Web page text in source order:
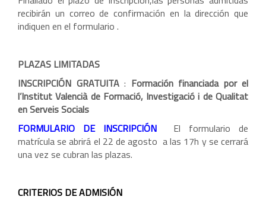
recibirán un correo de confirmación en la dirección que
indiquen en el formulario .
PLAZAS LIMITADAS
INSCRIPCIÓN GRATUITA: Formación financiada por el
l’Institut Valencià de Formació, Investigació i de Qualitat
en Serveis Socials
FORMULARIO DE INSCRIPCIÓN
El formulario de
matrícula se abrirá el 22 de agosto a las 17h y se cerrará
una vez se cubran las plazas.
CRITERIOS DE ADMISIÓN